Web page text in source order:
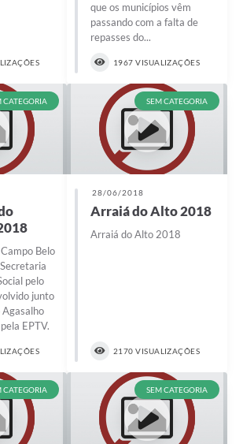
que os municípios vêm
passando com a falta de
repasses do...
1967 VISUALIZAÇÕES
CATEGORIA
Belo
pelo
junto
Agasalho
EPTV.
SEM CATEGORIA
28/06/2018
Arraiá do Alto 2018
Arraiá do Alto 2018
2170 VISUALIZAÇÕES
CATEGORIA SEM CATEGORIA